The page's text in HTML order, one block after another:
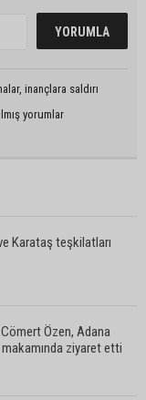
inançlara saldırı
yorumlar
Karataş teşkilatları
Özen, Adana
ziyaret etti